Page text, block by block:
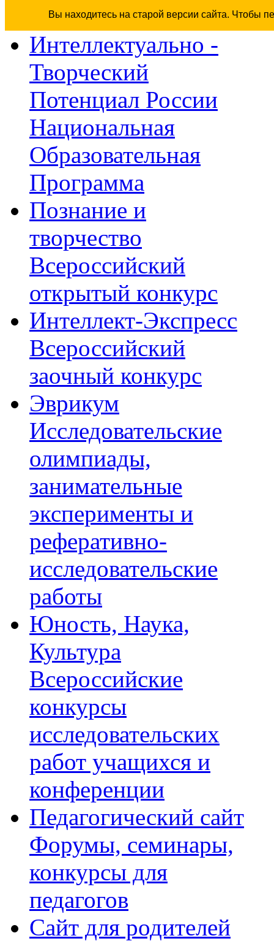
Вы находитесь на старой версии сайта. Чтобы
Интеллектуально -
Творческий
Потенциал России
Национальная
Образовательная
Программа
Познание и
творчество
Всероссийский
открытый конкурс
Интеллект-Экспресс
Всероссийский
заочный конкурс
Эврикум
Исследовательские
олимпиады,
занимательные
эксперименты и
реферативно-
исследовательские
работы
Юность, Наука,
Культура
Всероссийские
конкурсы
исследовательских
работ учащихся и
конференции
Педагогический сайт
Форумы, семинары,
конкурсы для
педагогов
Сайт для родителей